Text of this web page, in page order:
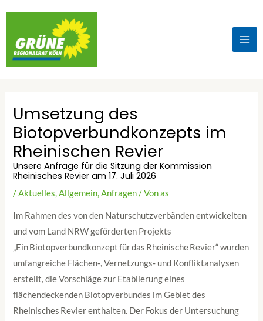
Umsetzung des
Biotopverbundkonzepts im
Rheinischen Revier
Unsere Anfrage für die Sitzung der Kommission
Rheinisches Revier am 17. Juli 2026
/Aktuelles,Allgemein,Anfragen/ Vonas
Im Rahmen des von den Naturschutzverbänden entwickelten
und vom Land NRW geförderten Projekts
„Ein Biotopverbundkonzept für das Rheinische Revier“ wurden
umfangreiche Flächen‑, Vernetzungs‑ und Konfliktanalysen
erstellt, die Vorschläge zur Etablierung eines
flächendeckenden Biotopverbundes im Gebiet des
Rheinisches Revier enthalten. Der Fokus der Untersuchung